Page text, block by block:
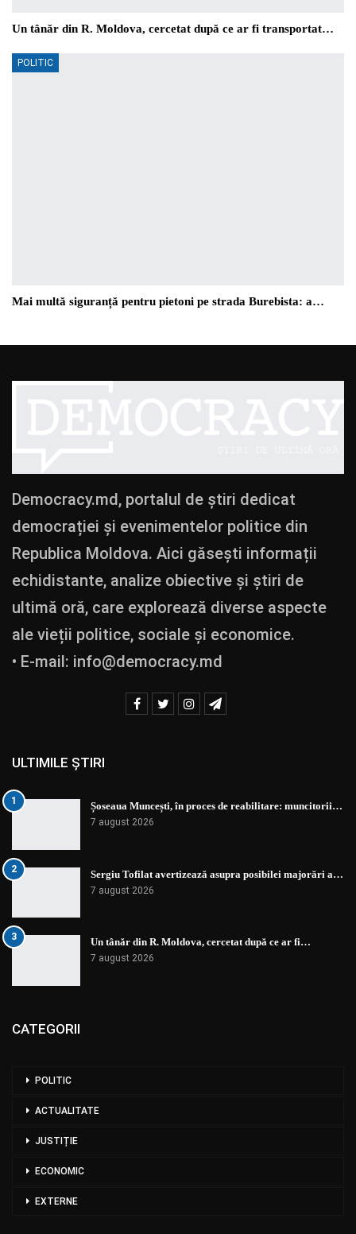
Un tânăr din R. Moldova, cercetat după ce ar fi transportat…
POLITIC
Mai multă siguranță pentru pietoni pe strada Burebista: a…
Democracy.md, portalul de știri dedicat
democrației și evenimentelor politice din
Republica Moldova. Aici găsești informații
echidistante, analize obiective și știri de
ultimă oră, care explorează diverse aspecte
ale vieții politice, sociale și economice.
• E-mail: info@democracy.md
ULTIMILE ȘTIRI
1 Șoseaua Muncești, în proces de reabilitare: muncitorii…
7 august 2026
2 Sergiu Tofilat avertizează asupra posibilei majorări a…
7 august 2026
3 Un tânăr din R. Moldova, cercetat după ce ar fi…
7 august 2026
CATEGORII
POLITIC
ACTUALITATE
JUSTIȚIE
ECONOMIC
EXTERNE